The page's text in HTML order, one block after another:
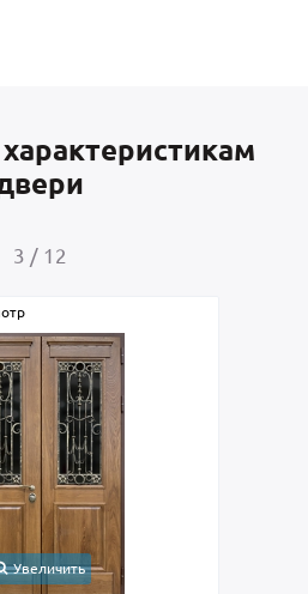
4 / 12
Увеличить